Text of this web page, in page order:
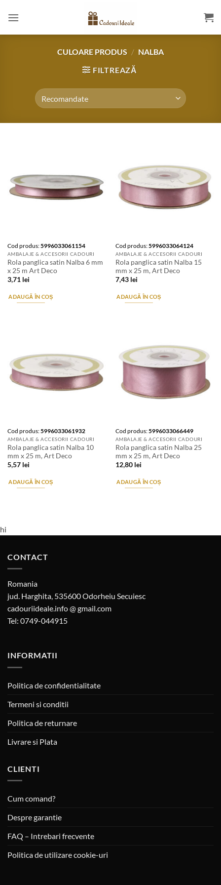
CULOARE PRODUS / NALBA
FILTREAZĂ
Cod produs:5996033061154
AMBALAJE & ACCESORII CADOURI
Rola panglica satin Nalba 6 mm
x 25 m Art Deco
3,71 lei
ADAUGĂ ÎN COȘ
Cod produs:5996033064124
AMBALAJE & ACCESORII CADOURI
Rola panglica satin Nalba 15
mm x 25 m, Art Deco
7,43 lei
ADAUGĂ ÎN COȘ
Cod produs:5996033061932
AMBALAJE & ACCESORII CADOURI
Rola panglica satin Nalba 10
mm x 25 m, Art Deco
5,57 lei
ADAUGĂ ÎN COȘ
Cod produs:5996033066449
AMBALAJE & ACCESORII CADOURI
Rola panglica satin Nalba 25
mm x 25 m, Art Deco
12,80 lei
ADAUGĂ ÎN COȘ
hi
CONTACT
Romania
jud. Harghita, 535600 Odorheiu Secuiesc
cadouriideale.info @ gmail.com
Tel: 0749-044915
INFORMATII
Politica de confidentialitate
Termeni si conditii
Politica de returnare
Livrare si Plata
CLIENTI
Cum comand?
Despre garantie
FAQ – Intrebari frecvente
Politica de utilizare cookie-uri